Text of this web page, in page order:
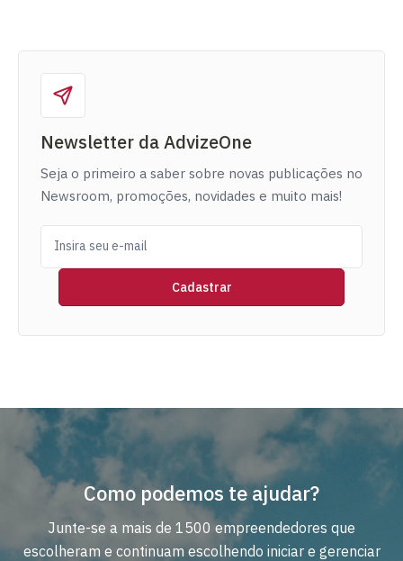
Newsletter da AdvizeOne
Seja o primeiro a saber sobre novas publicações no
Newsroom, promoções, novidades e muito mais!
Como podemos te ajudar?
Junte-se a mais de 1500 empreendedores que
escolheram e continuam escolhendo iniciar e gerenciar